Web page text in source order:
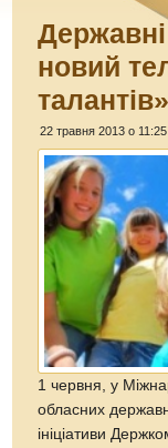
новий
талантів»
22 травня 2013 о 11:25
1 червня, у
обласних
ініціативи